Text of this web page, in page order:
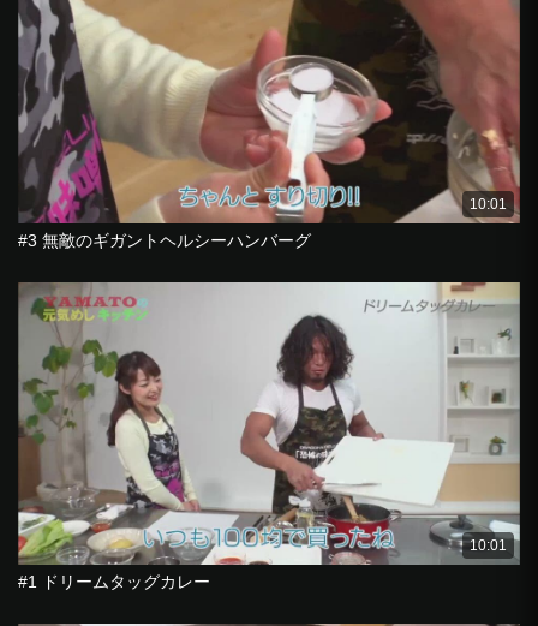
10:01
#3 無敵のギガントヘルシーハンバーグ
10:01
#1 ドリームタッグカレー